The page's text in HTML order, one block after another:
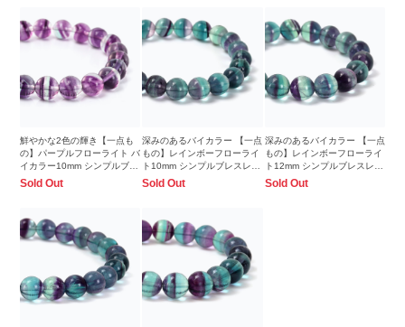
鮮やかな2色の輝き【一点も
の】パープルフローライト バ
イカラー10mm シンプルブレ
スレット
Sold Out
深みのあるバイカラー 【一点
もの】レインボーフローライ
ト10mm シンプルブレスレッ
ト
Sold Out
深みのあるバイカラー 【一点
もの】レインボーフローライ
ト12mm シンプルブレスレッ
ト
Sold Out